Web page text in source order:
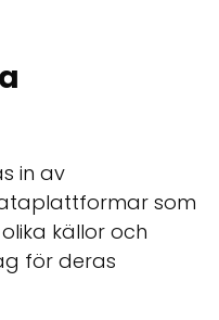
in av
som
källor och
för deras